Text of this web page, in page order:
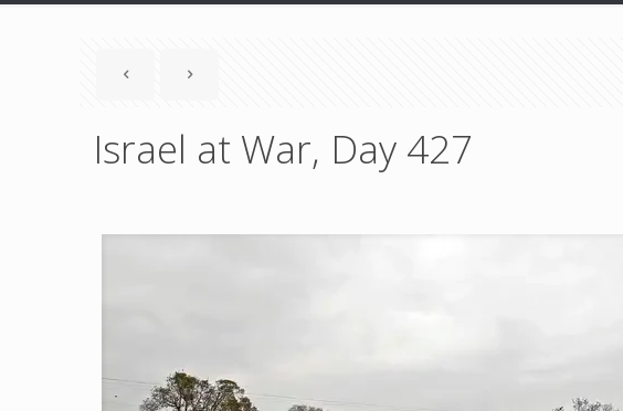
Israel at War, Day 427